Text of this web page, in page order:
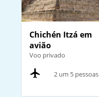
Chichén Itzá em
avião
Voo privado
2 um 5 pessoas